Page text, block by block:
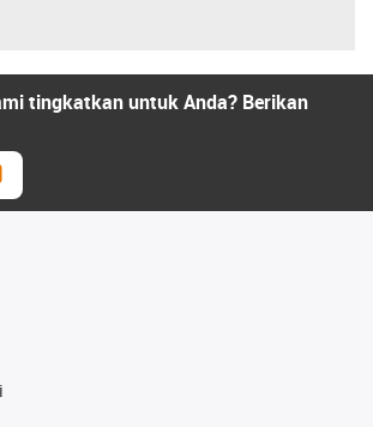
tingkatkan untuk Anda? Berikan